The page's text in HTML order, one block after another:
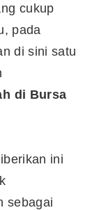
cukup
pada
di sini satu
di Bursa
ini
sebagai